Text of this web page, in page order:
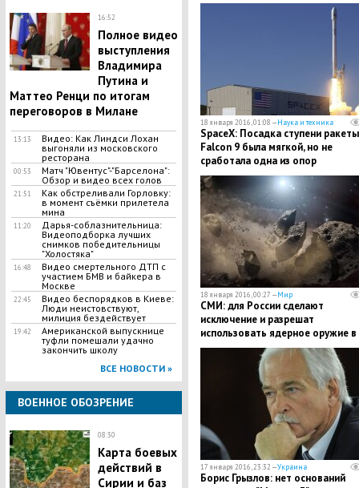
16:52
Полное видео
выступления
Владимира
Путина и
Маттео Ренци по итогам
переговоров в Милане
13:13
Видео: Как Линдси Лохан
выгоняли из московского
ресторана
00:53
Матч "Ювентус"-"Барселона":
Обзор и видео всех голов
21:51
Как обстреливали Горловку:
в момент съёмки прилетела
мина
11:20
Дарья-соблазнительница:
Видеоподборка лучших
снимков победительницы
"Холостяка"
16:48
Видео смертельного ДТП с
участием БМВ и байкера в
Москве
22:45
Видео беспорядков в Киеве:
Люди неистовствуют,
милиция бездействует
19:42
Американской выпускнице
туфли помешали удачно
закончить школу
ВСЕ НОВОСТИ »
ВОЕННОЕ ОБОЗРЕНИЕ
08:30
Карта боевых
действий в
Сирии и баз
18 января 2016, 01:08 —Наука и техника
SpaceX: Посадка ступени ракеты
Falcon 9 была мягкой, но не
сработала одна из опор
18 января 2016, 00:27 —Мир
СМИ: для России сделают
исключение и разрешат
использовать ядерное оружие в
космосе
17 января 2016, 23:32 —Украина
Борис Грызлов: нет оснований